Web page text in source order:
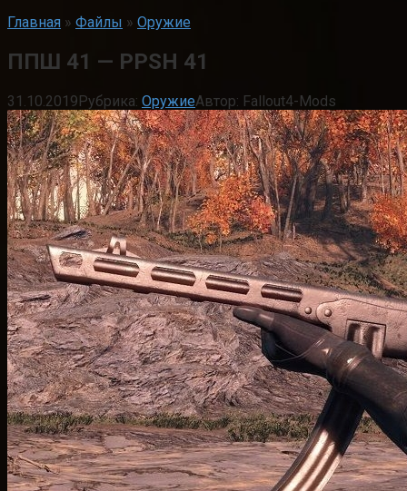
Главная » Файлы » Оружие
ППШ 41 — PPSH 41
31.10.2019Рубрика: ОружиеАвтор: Fallout4-Mods